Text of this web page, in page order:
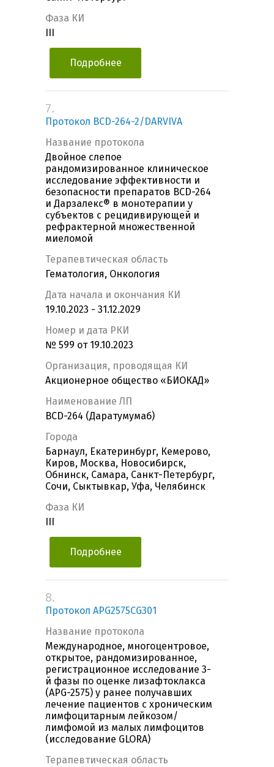
Фаза КИ
Подробнее
7.
Протокол BCD-264-2/DARVIVA
Название протокола
Двойное слепое
рандомизированное клиническое
исследование эффективности и
безопасности препаратов BCD-264
и Дарзалекс® в монотерапии у
субъектов с рецидивирующей и
рефрактерной множественной
миеломой
Терапевтическая область
Гематология, Онкология
Дата начала и окончания КИ
19.10.2023 - 31.12.2029
Номер и дата РКИ
№ 599 от 19.10.2023
Организация, проводящая КИ
Акционерное общество «БИОКАД»
Наименование ЛП
BCD-264 (Даратумумаб)
Города
Барнаул, Екатеринбург, Кемерово,
Киров, Москва, Новосибирск,
Обнинск, Самара, Санкт-Петербург,
Сочи, Сыктывкар, Уфа, Челябинск
Фаза КИ
Подробнее
8.
Протокол APG2575CG301
Название протокола
Международное, многоцентровое,
открытое, рандомизированное,
регистрационное исследование 3-
й фазы по оценке лизафтоклакса
(APG-2575) у ранее получавших
лечение пациентов с хроническим
лимфоцитарным лейкозом/
лимфомой из малых лимфоцитов
(исследование GLORA)
Терапевтическая область